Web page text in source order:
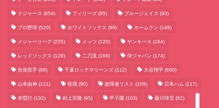
ドジャース (654) フィリーズ (95) ブルージェイズ (90)
プロ野球 (520) ホワイトソックス (99) ホームラン (148)
メジャーリーグ (255) メッツ (120) ヤンキース (164)
レッドソックス (128) 二刀流 (166) 侍ジャパン (174)
先発投手 (89) 千葉ロッテマリーンズ (112) 大谷翔平 (660)
山本由伸 (121) 怪我 (90) 故障者リスト (109) 日本ハム (117)
本塁打 (132) 村上宗隆 (95) 甲子園 (103) 藤川球児 (82)
テクノロジーまとめ
ビジネス・経済まとめ